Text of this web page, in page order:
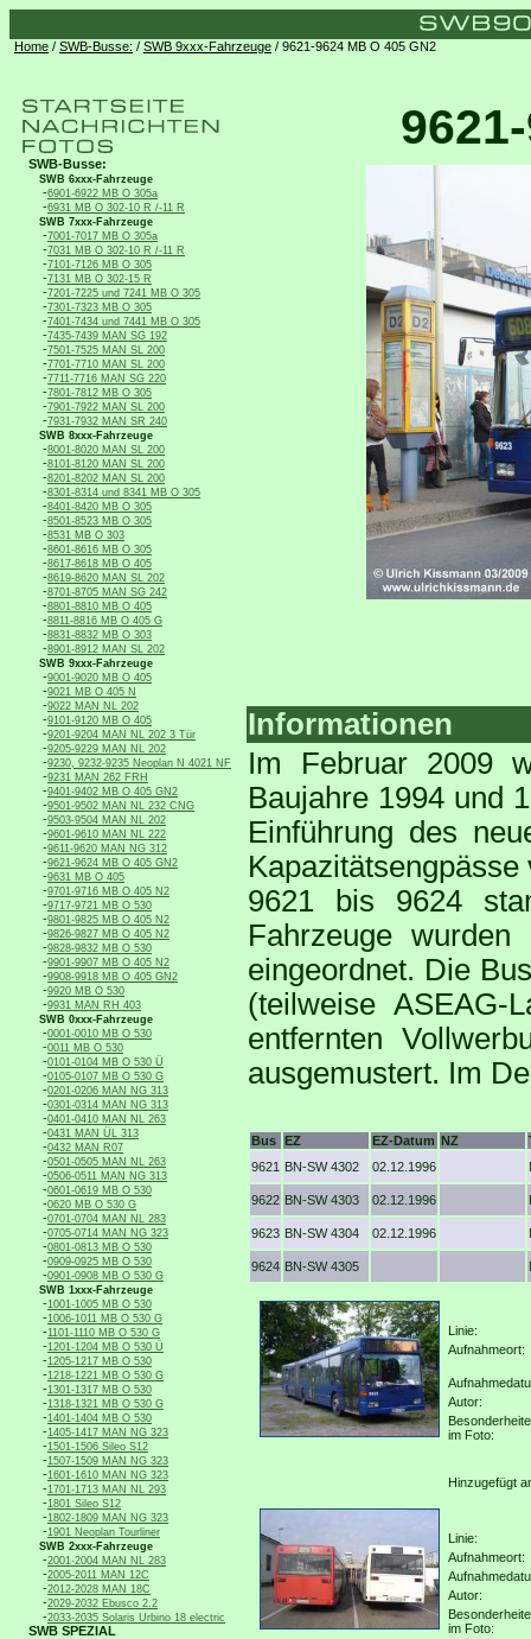
Home / SWB-Busse: / SWB 9xxx-Fahrzeuge / 9621-9624 MB O 405 GN2
SWB-Busse:
SWB 6xxx-Fahrzeuge
-6901-6922 MB O 305a
-6931 MB O 302-10 R /-11 R
SWB 7xxx-Fahrzeuge
-7001-7017 MB O 305a
-7031 MB O 302-10 R /-11 R
-7101-7126 MB O 305
-7131 MB O 302-15 R
-7201-7225 und 7241 MB O 305
-7301-7323 MB O 305
-7401-7434 und 7441 MB O 305
-7435-7439 MAN SG 192
-7501-7525 MAN SL 200
-7701-7710 MAN SL 200
-7711-7716 MAN SG 220
-7801-7812 MB O 305
-7901-7922 MAN SL 200
-7931-7932 MAN SR 240
SWB 8xxx-Fahrzeuge
-8001-8020 MAN SL 200
-8101-8120 MAN SL 200
-8201-8202 MAN SL 200
-8301-8314 und 8341 MB O 305
-8401-8420 MB O 305
-8501-8523 MB O 305
-8531 MB O 303
-8601-8616 MB O 305
-8617-8618 MB O 405
-8619-8620 MAN SL 202
-8701-8705 MAN SG 242
-8801-8810 MB O 405
-8811-8816 MB O 405 G
-8831-8832 MB O 303
-8901-8912 MAN SL 202
SWB 9xxx-Fahrzeuge
-9001-9020 MB O 405
-9021 MB O 405 N
-9022 MAN NL 202
-9101-9120 MB O 405
-9201-9204 MAN NL 202 3 Tür
-9205-9229 MAN NL 202
-9230, 9232-9235 Neoplan N 4021 NF
-9231 MAN 262 FRH
-9401-9402 MB O 405 GN2
-9501-9502 MAN NL 232 CNG
-9503-9504 MAN NL 202
-9601-9610 MAN NL 222
-9611-9620 MAN NG 312
-9621-9624 MB O 405 GN2
-9631 MB O 405
-9701-9716 MB O 405 N2
-9717-9721 MB O 530
-9801-9825 MB O 405 N2
-9826-9827 MB O 405 N2
-9828-9832 MB O 530
-9901-9907 MB O 405 N2
-9908-9918 MB O 405 GN2
-9920 MB O 530
-9931 MAN RH 403
SWB 0xxx-Fahrzeuge
-0001-0010 MB O 530
-0011 MB O 530
-0101-0104 MB O 530 Ü
-0105-0107 MB O 530 G
-0201-0206 MAN NG 313
-0301-0314 MAN NG 313
-0401-0410 MAN NL 263
-0431 MAN ÜL 313
-0432 MAN R07
-0501-0505 MAN NL 263
-0506-0511 MAN NG 313
-0601-0619 MB O 530
-0620 MB O 530 G
-0701-0704 MAN NL 283
-0705-0714 MAN NG 323
-0801-0813 MB O 530
-0909-0925 MB O 530
-0901-0908 MB O 530 G
SWB 1xxx-Fahrzeuge
-1001-1005 MB O 530
-1006-1011 MB O 530 G
-1101-1110 MB O 530 G
-1201-1204 MB O 530 Ü
-1205-1217 MB O 530
-1218-1221 MB O 530 G
-1301-1317 MB O 530
-1318-1321 MB O 530 G
-1401-1404 MB O 530
-1405-1417 MAN NG 323
-1501-1506 Sileo S12
-1507-1509 MAN NG 323
-1601-1610 MAN NG 323
-1701-1713 MAN NL 293
-1801 Sileo S12
-1802-1809 MAN NG 323
-1901 Neoplan Tourliner
SWB 2xxx-Fahrzeuge
-2001-2004 MAN NL 283
-2005-2011 MAN 12C
-2012-2028 MAN 18C
-2029-2032 Ebusco 2.2
-2033-2035 Solaris Urbino 18 electric
SWB SPEZIAL
Informationen
Im Februar 2009
Baujahre 1994 und
Einführung des
Kapazitätsengpässe
9621 bis 9624
Fahrzeuge
eingeordnet. Die
(teilweise ASEAG-
entfernten
ausgemustert. Im
Bus EZ EZ-Datum NZ
9621 BN-SW 4302 02.12.1996
9622 BN-SW 4303 02.12.1996
9623 BN-SW 4304 02.12.1996
9624 BN-SW 4305
Linie:
Aufnahmeort:
Autor:
im Foto:
Hinzugefügt
Linie:
Aufnahmeort:
Autor:
im Foto: